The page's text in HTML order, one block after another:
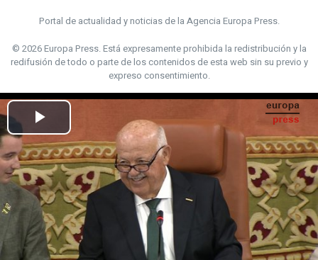
Portal de actualidad y noticias de la Agencia Europa Press.
© 2026 Europa Press.Está expresamente prohibida la redistribución y la
redifusión de todo o parte de los contenidos de esta web sin su previo y
expreso consentimiento.